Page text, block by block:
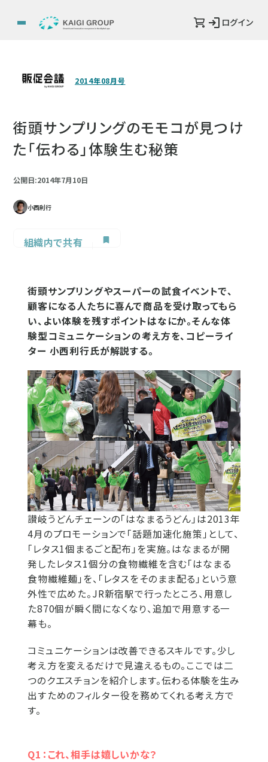
ログイン
2014年08月号
街頭サンプリングのモモコが見つけ
た「伝わる」体験生む秘策
公開日:2014年7月10日
小西利行
組織内で共有
街頭サンプリングやスーパーの試食イベントで、
顧客になる人たちに喜んで商品を受け取ってもら
い、よい体験を残すポイントはなにか。そんな体
験型コミュニケーションの考え方を、コピーライ
ター 小西利行氏が解説する。
讃岐うどんチェーンの「はなまるうどん」は2013年
4月のプロモーションで「話題加速化施策」として、
「レタス1個まるごと配布」を実施。はなまるが開
発したレタス1個分の食物繊維を含む「はなまる
食物繊維麺」を、「レタスをそのまま配る」という意
外性で広めた。JR新宿駅で行ったところ、用意し
た870個が瞬く間になくなり、追加で用意する一
幕も。
コミュニケーションは改善できるスキルです。少し
考え方を変えるだけで見違えるもの。ここでは二
つのクエスチョンを紹介します。伝わる体験を生み
出すためのフィルター役を務めてくれる考え方で
す。
Q1：これ、相手は嬉しいかな？